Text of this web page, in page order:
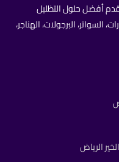
أفضل حلول التظليل
البرجولات، الهناجر،
الرياض